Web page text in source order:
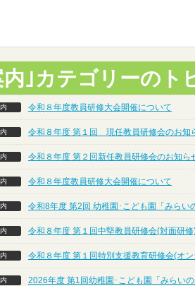
内｣カテゴリーのト
令和８年度教員研修大会開催について
令和８年度 第１回 現任教員研修会のお知
令和８年度 第２回新任教員研修会のお知ら
令和８年度教員研修大会開催について
令和8年度 第2回 幼稚園･こども園「みらい
令和８年度 第１回中堅教員研修会(対面研修
令和８年度 第１回特別支援教育研修会(オ
2026年度 第1回幼稚園･こども園「みらい